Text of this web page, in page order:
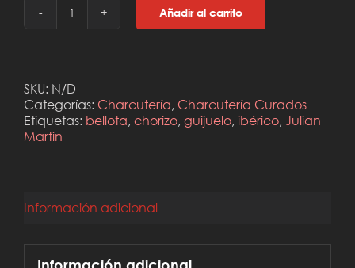
Chorizo
ibérico
Julian
Martín
(Guijuelo)
cantidad
Añadir al carrito
SKU: N/D
Categorías: Charcutería, Charcutería Curados
Etiquetas: bellota,chorizo,guijuelo,ibérico, Julian
Martín
Información adicional